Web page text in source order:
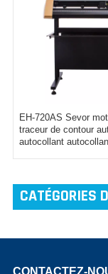
EH-720AS Sevor
traceur de contour
autocollant
CATÉGORIES